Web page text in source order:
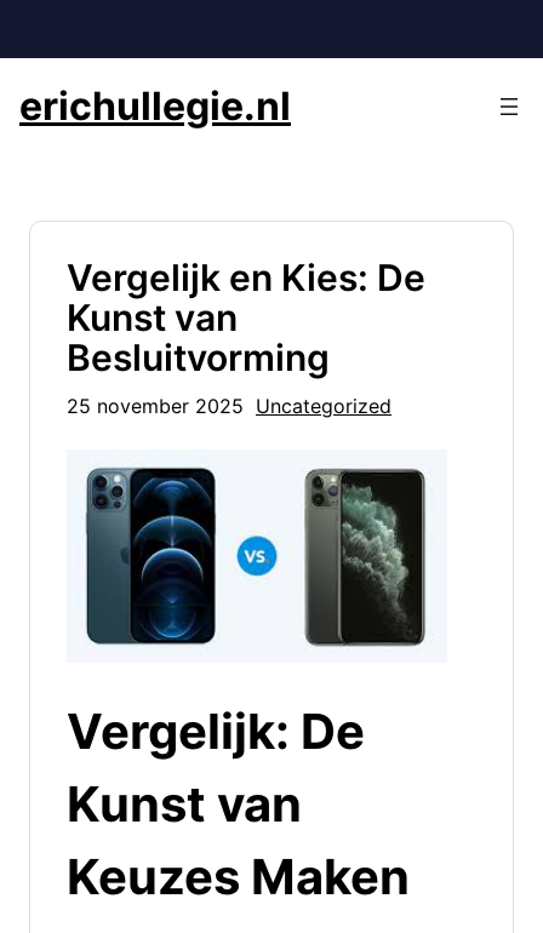
inhoud
erichullegie.nl
Vergelijk en Kies: De
Kunst van
Besluitvorming
25 november 2025 Uncategorized
Vergelijk: De
Kunst van
Keuzes Maken